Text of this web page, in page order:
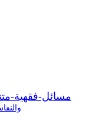
مسائل-فقهية-